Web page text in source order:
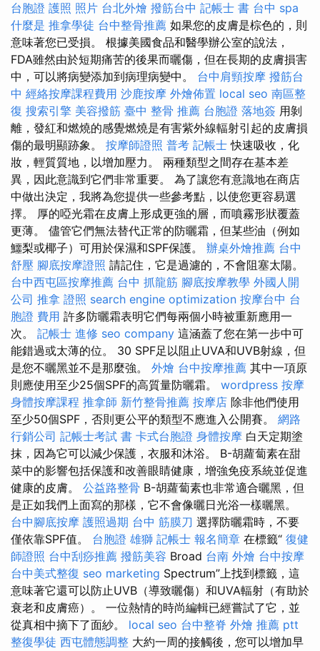
台胞證 護照 照片 台北外燴 撥筋台中 記帳士 書 台中 spa
什麼是 推拿學徒 台中整骨推薦 如果您的皮膚是棕色的，則
意味著您已受損。 根據美國食品和醫學辦公室的說法，
FDA雖然由於短期痛苦的後果而曬傷，但在長期的皮膚損害
中，可以將病變添加到病理病變中。 台中肩頸按摩 撥筋台
中 經絡按摩課程費用 沙鹿按摩 外燴佈置 local seo 南區整
復 搜索引擎 美容撥筋 臺中 整骨 推薦 台胞證 落地簽 用剝
離，發紅和燃燒的感覺燃燒是有害紫外線輻射引起的皮膚損
傷的最明顯跡象。 按摩師證照 普考 記帳士 快速吸收，化
妝，輕質質地，以增加壓力。 兩種類型之間存在基本差
異，因此意識到它們非常重要。 為了讓您有意識地在商店
中做出決定，我將為您提供一些參考點，以使您更容易選
擇。 厚的啞光霜在皮膚上形成更強的層，而噴霧形狀覆蓋
更薄。 儘管它們無法替代正常的防曬霜，但某些油（例如
鱷梨或椰子）可用於保濕和SPF保護。 辦桌外燴推薦 台中
舒壓 腳底按摩證照 請記住，它是過濾的，不會阻塞太陽。
台中西屯區按摩推薦 台中 抓龍筋 腳底按摩教學 外國人開
公司 推拿 證照 search engine optimization 按摩台中 台
胞證 費用 許多防曬霜表明它們每兩個小時被重新應用一
次。 記帳士 進修 seo company 這涵蓋了您在第一步中可
能錯過或太薄的位。 30 SPF足以阻止UVA和UVB射線，但
是您不曬黑並不是那麼強。 外燴 台中按摩推薦 其中一項原
則應使用至少25個SPF的高質量防曬霜。 wordpress 按摩
身體按摩課程 推拿師 新竹整骨推薦 按摩店 除非他們使用
至少50個SPF，否則更公平的類型不應進入公開賽。 網路
行銷公司 記帳士考試 書 卡式台胞證 身體按摩 白天定期塗
抹，因為它可以減少保護，衣服和沐浴。 Β-胡蘿蔔素在甜
菜中的影響包括保護和改善眼睛健康，增強免疫系統並促進
健康的皮膚。 公益路整骨 Β-胡蘿蔔素也非常適合曬黑，但
是正如我們上面寫的那樣，它不會像曬日光浴一樣曬黑。
台中腳底按摩 護照過期 台中 筋膜刀 選擇防曬霜時，不要
僅依靠SPF值。 台胞證 雄獅 記帳士 報名簡章 在標籤“ 復健
師證照 台中刮痧推薦 撥筋美容 Broad 台南 外燴 台中按摩
台中美式整復 seo marketing Spectrum”上找到標籤，這
意味著它還可以防止UVB（導致曬傷）和UVA輻射（有助於
衰老和皮膚癌）。 一位熱情的時尚編輯已經嘗試了它，並
從真相中摘下了面紗。 local seo 台中整脊 外燴 推薦 ptt
整復學徒 西屯體態調整 大約一周的接觸後，您可以增加早